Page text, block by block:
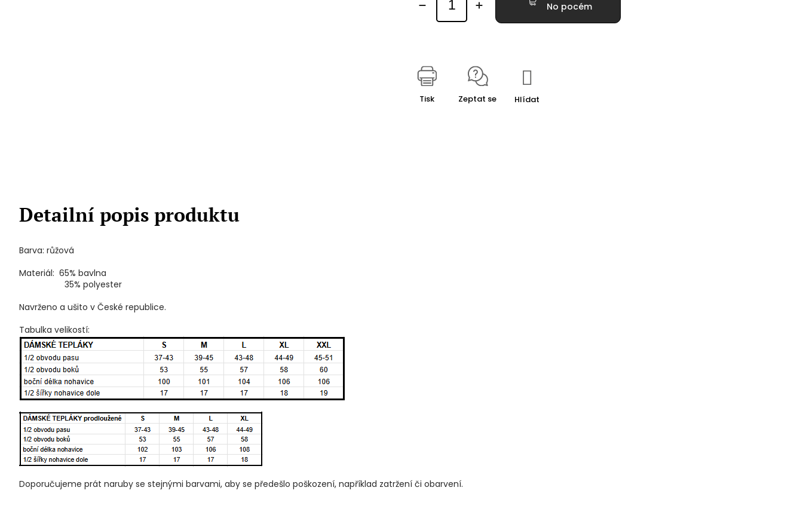
No pocém
Tisk Zeptat se Hlídat
Detailní popis produktu
Barva: růžová
Materiál: 65% bavlna
35% polyester
Navrženo a ušito v České republice.
Tabulka velikostí:
Doporučujeme prát naruby se stejnými barvami, aby se předešlo poškození, například zatržení či obarvení.